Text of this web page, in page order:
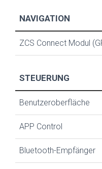
NAVIGATION
ZCS Connect Modul
STEUERUNG
Benutzeroberfläche
APP Control
Bluetooth-Empfänger